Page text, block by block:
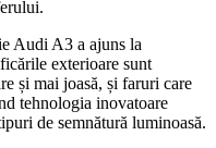
Audi A3 a ajuns la
exterioare sunt
și mai joasă, și faruri care
tehnologia inovatoare
de semnătură luminoasă.